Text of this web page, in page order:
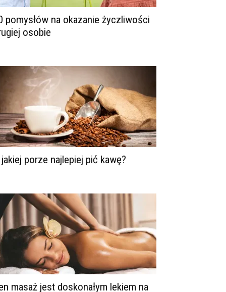
pomysłów na okazanie życzliwości
osobie
jakiej porze najlepiej pić kawę?
masaż jest doskonałym lekiem na